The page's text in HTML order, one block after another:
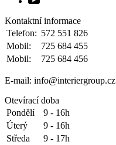
Kontaktní informace
Telefon: 572 551 826
Mobil:
725 684 455
Mobil:
725 684 456
E-mail: info@interiergroup.cz
Otevírací doba
Pondělí
9 - 16h
Úterý
9 - 16h
Středa
9 - 17h